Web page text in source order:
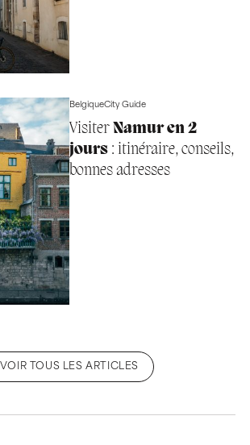
BelgiqueCity Guide
Visiter Namur en 2
jours: itinéraire, conseils,
bonnes adresses
VOIR TOUS LES ARTICLES